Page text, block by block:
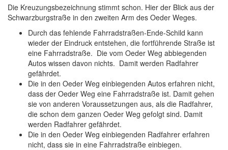
Die Kreuzungsbezeichnung stimmt schon. Hier der Blick aus der
Schwarzburgstraße in den zweiten Arm des Oeder Weges.
Durch das fehlende Fahrradstraßen-Ende-Schild kann
wieder der Eindruck entstehen, die fortführende Straße ist
eine Fahrradstraße. Die vom Oeder Weg abbiegenden
Autos wissen davon nichts. Damit werden Radfahrer
gefährdet.
Die in den Oeder Weg einbiegenden Autos erfahren nicht,
dass der Oeder Weg eine Fahrradstraße ist. Damit gehen
sie von anderen Voraussetzungen aus, als die Radfahrer,
die schon dem ganzen Oeder Weg gefolgt sind. Damit
werden Radfahrer gefährdet.
Die in den Oeder Weg einbiegenden Radfahrer erfahren
nicht, dass sie in eine Fahrradstraße einbiegen.